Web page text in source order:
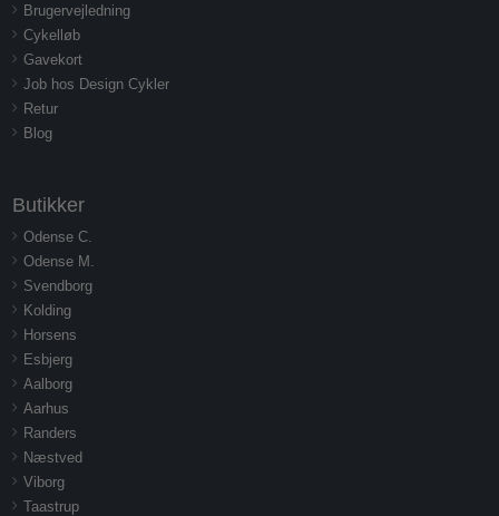
Brugervejledning
Cykelløb
Gavekort
Job hos Design Cykler
Retur
Blog
Butikker
Odense C.
Odense M.
Svendborg
Kolding
Horsens
Esbjerg
Aalborg
Aarhus
Randers
Næstved
Viborg
Taastrup